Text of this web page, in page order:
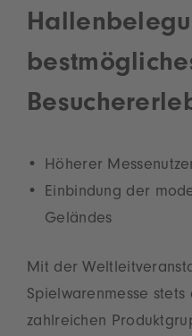
Höherer
Einbindung der
Geländes
Mit der
Spielwarenmesse stets
zahlreichen